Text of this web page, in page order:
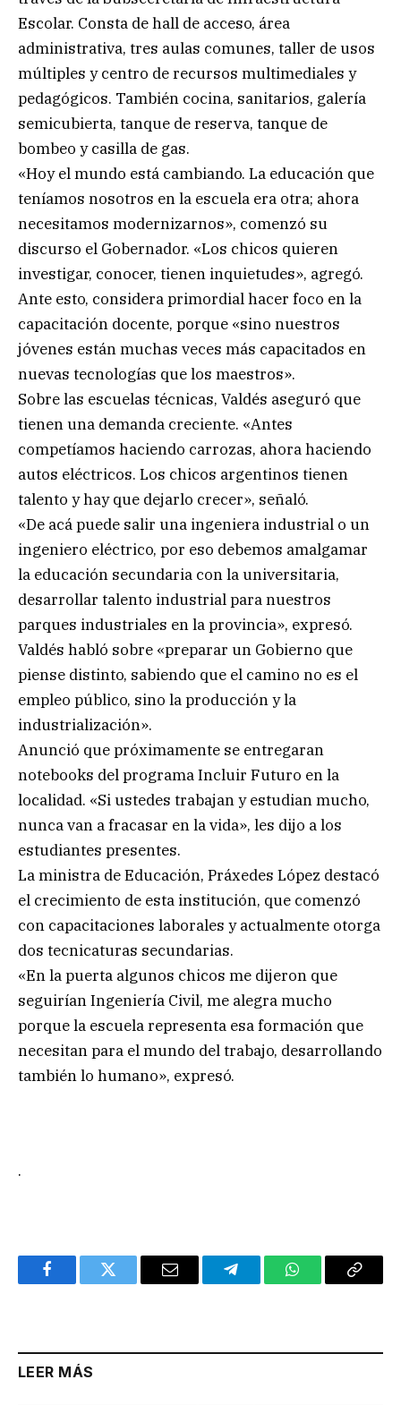
Escolar. Consta de hall de acceso, área
administrativa, tres aulas comunes, taller de usos
múltiples y centro de recursos multimediales y
pedagógicos. También cocina, sanitarios, galería
semicubierta, tanque de reserva, tanque de
bombeo y casilla de gas.
«Hoy el mundo está cambiando. La educación que
teníamos nosotros en la escuela era otra; ahora
necesitamos modernizarnos», comenzó su
discurso el Gobernador. «Los chicos quieren
investigar, conocer, tienen inquietudes», agregó.
Ante esto, considera primordial hacer foco en la
capacitación docente, porque «sino nuestros
jóvenes están muchas veces más capacitados en
nuevas tecnologías que los maestros».
Sobre las escuelas técnicas, Valdés aseguró que
tienen una demanda creciente. «Antes
competíamos haciendo carrozas, ahora haciendo
autos eléctricos. Los chicos argentinos tienen
talento y hay que dejarlo crecer», señaló.
«De acá puede salir una ingeniera industrial o un
ingeniero eléctrico, por eso debemos amalgamar
la educación secundaria con la universitaria,
desarrollar talento industrial para nuestros
parques industriales en la provincia», expresó.
Valdés habló sobre «preparar un Gobierno que
piense distinto, sabiendo que el camino no es el
empleo público, sino la producción y la
industrialización».
Anunció que próximamente se entregaran
notebooks del programa Incluir Futuro en la
localidad. «Si ustedes trabajan y estudian mucho,
nunca van a fracasar en la vida», les dijo a los
estudiantes presentes.
La ministra de Educación, Práxedes López destacó
el crecimiento de esta institución, que comenzó
con capacitaciones laborales y actualmente otorga
dos tecnicaturas secundarias.
«En la puerta algunos chicos me dijeron que
seguirían Ingeniería Civil, me alegra mucho
porque la escuela representa esa formación que
necesitan para el mundo del trabajo, desarrollando
también lo humano», expresó.
.
FacebookTwitter Email TelegramWhatsAppCopy
LEER MÁS